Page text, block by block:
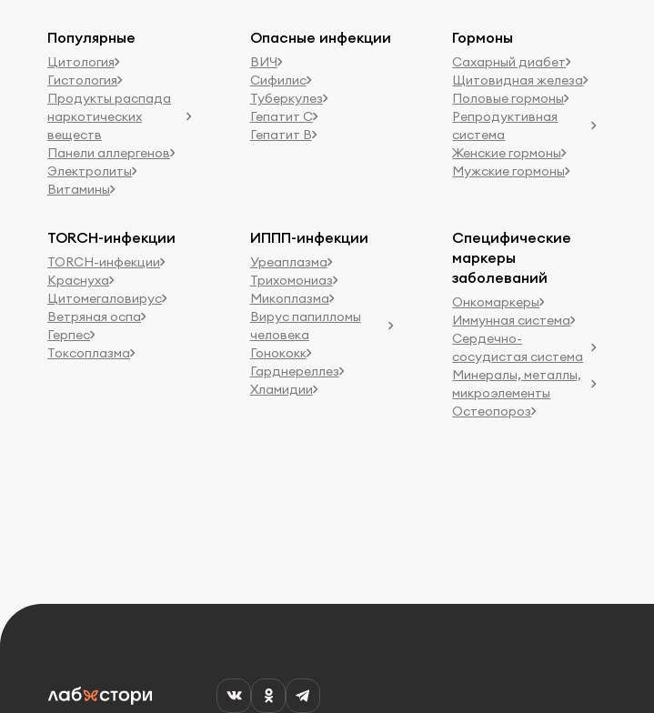
Популярные
Цитология
Гистология
Продукты распада
наркотических
веществ
Панели аллергенов
Электролиты
Витамины
Опасные инфекции
ВИЧ
Сифилис
Туберкулез
Гепатит C
Гепатит B
Гормоны
Сахарный диабет
Щитовидная железа
Половые гормоны
Репродуктивная
система
Женские гормоны
Мужские гормоны
TORCH-инфекции
TORCH-инфекции
Краснуха
Цитомегаловирус
Ветряная оспа
Герпес
Токсоплазма
ИППП-инфекции
Уреаплазма
Трихомониаз
Микоплазма
Вирус папилломы
человека
Гонококк
Гарднереллез
Хламидии
Специфические
маркеры
заболеваний
Онкомаркеры
Иммунная система
Сердечно-
сосудистая система
Минералы, металлы,
микроэлементы
Остеопороз